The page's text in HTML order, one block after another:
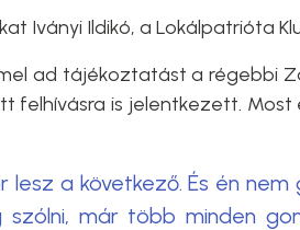
Iványi Ildikó, a Lokálpatrióta
ad tájékoztatást a régebbi
felhívásra is jelentkezett. Most
lesz a következő. És én
szólni, már több minden